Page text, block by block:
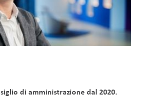
di amministrazione dal 2020.